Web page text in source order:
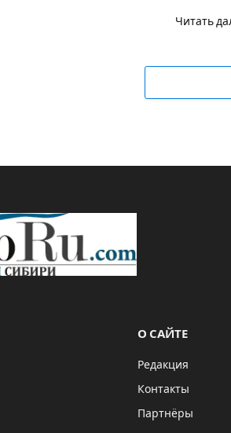
Читать
О САЙТЕ
Редакция
Контакты
Партнёры